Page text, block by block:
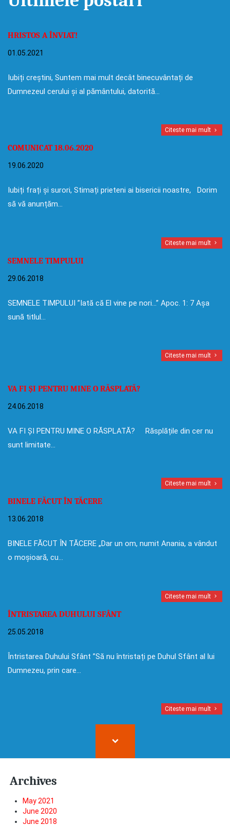
HRISTOS A ÎNVIAT!
01.05.2021
Iubiți creștini, Suntem mai mult decât binecuvântați de
Dumnezeul cerului și al pământului, datorită…
Citeste mai mult
COMUNICAT 18.06.2020
19.06.2020
Iubiți frați și surori, Stimați prieteni ai bisericii noastre, Dorim
să vă anunțăm…
Citeste mai mult
SEMNELE TIMPULUI
29.06.2018
SEMNELE TIMPULUI ”Iată că El vine pe nori…” Apoc. 1: 7 Așa
sună titlul…
Citeste mai mult
VA FI ȘI PENTRU MINE O RĂSPLATĂ?
24.06.2018
VA FI ȘI PENTRU MINE O RĂSPLATĂ? Răsplățile din cer nu
sunt limitate…
Citeste mai mult
BINELE FĂCUT ÎN TĂCERE
13.06.2018
BINELE FĂCUT ÎN TĂCERE „Dar un om, numit Anania, a vândut
o moșioară, cu…
Citeste mai mult
ÎNTRISTAREA DUHULUI SFÂNT
25.05.2018
Întristarea Duhului Sfânt ”Să nu întristați pe Duhul Sfânt al lui
Dumnezeu, prin care…
Citeste mai mult
Archives
May 2021
June 2020
June 2018